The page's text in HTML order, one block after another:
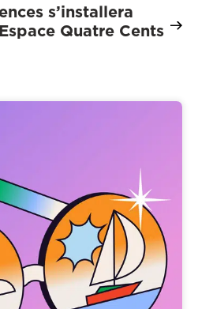
s’installera
Quatre Cents